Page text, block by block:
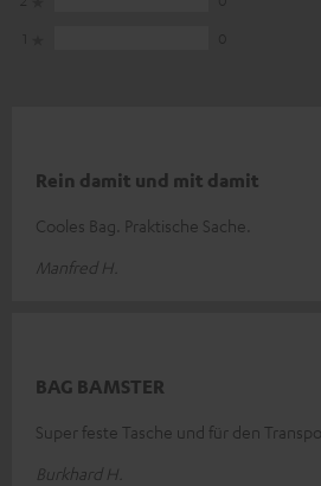
Rein damit und mit damit
Cooles Bag. Praktische Sache.
Manfred H.
BAG BAMSTER
Super feste Tasche und für den
Burkhard H.